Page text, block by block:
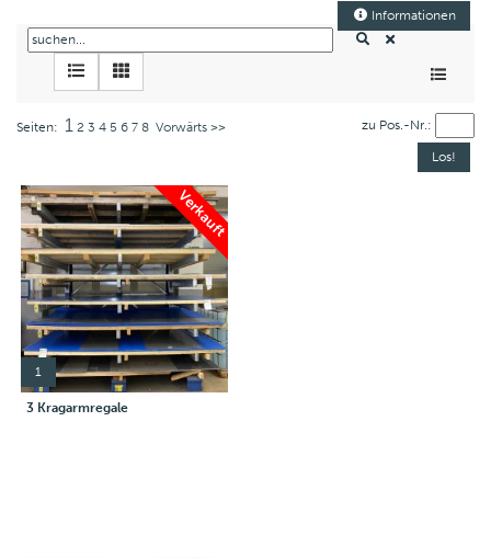
Informationen
Seiten: 1 2 3 4 5 6 7 8 Vorwärts >> zu Pos.-Nr.:
Verkauft
1
3 Kragarmregale